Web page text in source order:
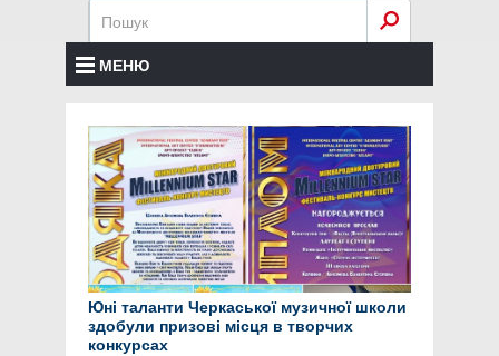
МЕНЮ
Юні таланти Черкаської музичної школи
здобули призові місця в творчих
конкурсах